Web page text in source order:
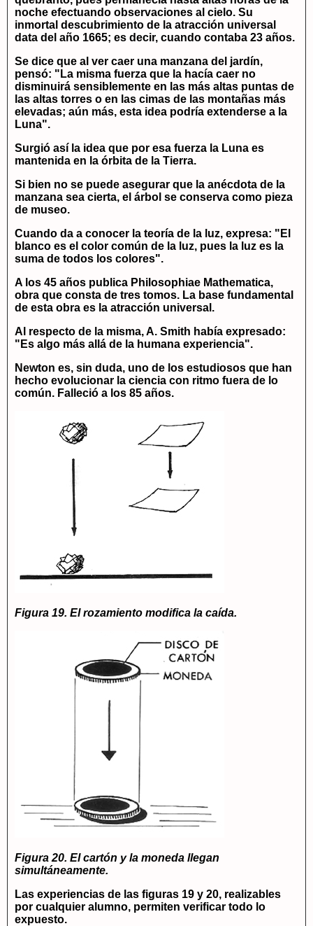
noche efectuando observaciones al cielo. Su
inmortal descubrimiento de la atracción universal
data del año 1665; es decir, cuando contaba 23 años.
Se dice que al ver caer una manzana del jardín,
pensó: "La misma fuerza que la hacía caer no
disminuirá sensiblemente en las más altas puntas de
las altas torres o en las cimas de las montañas más
elevadas; aún más, esta idea podría extenderse a la
Luna".
Surgió así la idea que por esa fuerza la Luna es
mantenida en la órbita de la Tierra.
Si bien no se puede asegurar que la anécdota de la
manzana sea cierta, el árbol se conserva como pieza
de museo.
Cuando da a conocer la teoría de la luz, expresa: "El
blanco es el color común de la luz, pues la luz es la
suma de todos los colores".
A los 45 años publica Philosophiae Mathematica,
obra que consta de tres tomos. La base fundamental
de esta obra es la atracción universal.
Al respecto de la misma, A. Smith había expresado:
"Es algo más allá de la humana experiencia".
Newton es, sin duda, uno de los estudiosos que han
hecho evolucionar la ciencia con ritmo fuera de lo
común. Falleció a los 85 años.
Figura 19. El rozamiento modifica la caída.
Figura 20. El cartón y la moneda llegan
simultáneamente.
Las experiencias de las figuras 19 y 20, realizables
por cualquier alumno, permiten verificar todo lo
expuesto.